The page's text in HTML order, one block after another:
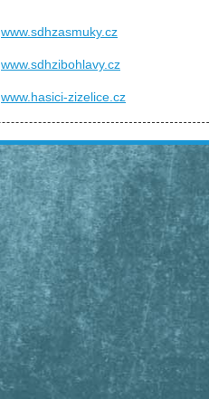
www.sdhzasmuky.cz
www.sdhzibohlavy.cz
www.hasici-zizelice.cz